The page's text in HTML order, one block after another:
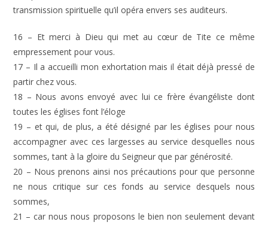
transmission spirituelle qu’il opéra envers ses auditeurs.
16 – Et merci à Dieu qui met au cœur de Tite ce même
empressement pour vous.
17 – Il a accueilli mon exhortation mais il était déjà pressé de
partir chez vous.
18 – Nous avons envoyé avec lui ce frère évangéliste dont
toutes les églises font l’éloge
19 – et qui, de plus, a été désigné par les églises pour nous
accompagner avec ces largesses au service desquelles nous
sommes, tant à la gloire du Seigneur que par générosité.
20 – Nous prenons ainsi nos précautions pour que personne
ne nous critique sur ces fonds au service desquels nous
sommes,
21 – car nous nous proposons le bien non seulement devant